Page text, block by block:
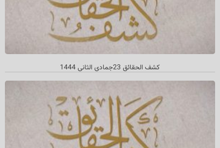
كشف الحقائق 23جمادي الثاني 1444